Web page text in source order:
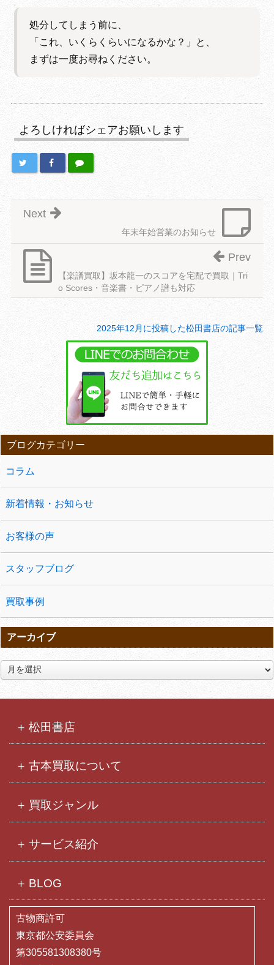
処分してしまう前に、
「これ、いくらくらいになるかな？」と、
まずは一度お尋ねください。
よろしければシェアお願いします
年末年始営業のお知らせ
Next
【楽譜買取】坂本龍一のスコアを宅配で買取｜Tri
o Scores・音楽書・ピアノ譜も対応
Prev
2025年12月に投稿した松田書店の記事一覧
ブログカテゴリー
コラム
新着情報・お知らせ
お客様の声
スタッフブログ
買取事例
アーカイブ
ア
ー
松田書店
古本買取について
買取ジャンル
サービス紹介
BLOG
古物商許可
東京都公安委員会
第305581308380号